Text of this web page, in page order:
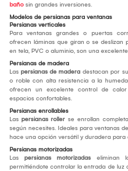
baño sin grandes inversiones.
Modelos de persianas para ventanas
Persianas verticales
Para ventanas grandes o puertas
ofrecen láminas que giran o se deslizan
en tela, PVC o aluminio, son una
Persianas de madera
Las persianas de madera destacan por
o roble con alta resistencia a la
ofrecen un excelente control de
espacios confortables.
Persianas enrollables
Las persianas roller se enrollan
según necesites. Ideales para ventanas
hace una opción versátil y duradera para
Persianas motorizadas
Las persianas motorizadas eliminan
permitiéndote controlar la entrada de luz